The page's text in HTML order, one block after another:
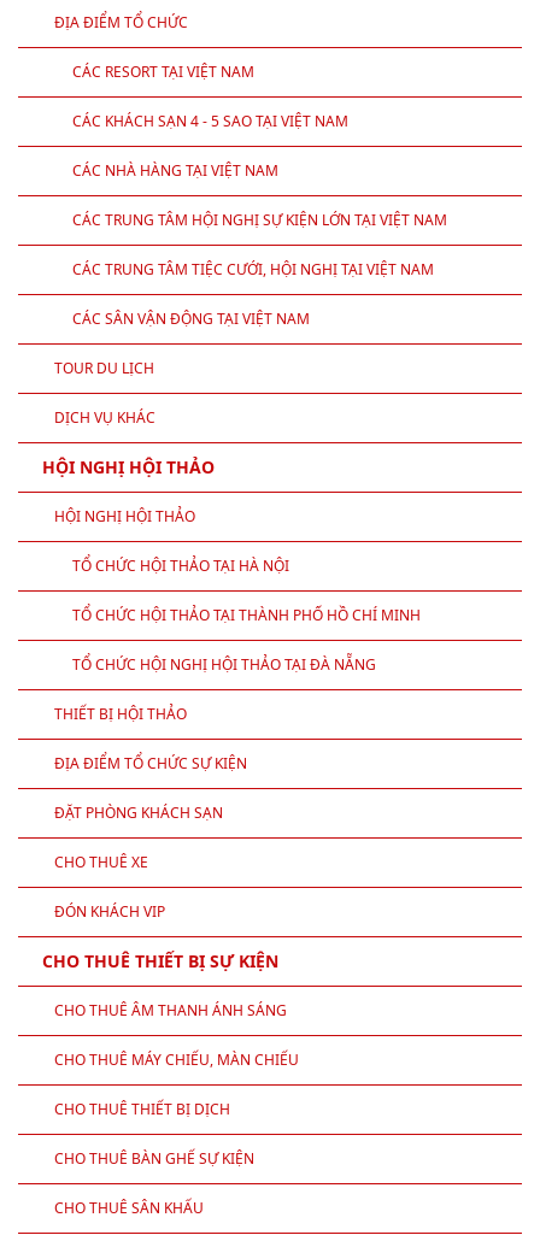
ĐỊA ĐIỂM TỔ CHỨC
CÁC RESORT TẠI VIỆT NAM
CÁC KHÁCH SẠN 4 - 5 SAO TẠI VIỆT NAM
CÁC NHÀ HÀNG TẠI VIỆT NAM
CÁC TRUNG TÂM HỘI NGHỊ SỰ KIỆN LỚN TẠI VIỆT NAM
CÁC TRUNG TÂM TIỆC CƯỚI, HỘI NGHỊ TẠI VIỆT NAM
CÁC SÂN VẬN ĐỘNG TẠI VIỆT NAM
TOUR DU LỊCH
DỊCH VỤ KHÁC
HỘI NGHỊ HỘI THẢO
HỘI NGHỊ HỘI THẢO
TỔ CHỨC HỘI THẢO TẠI HÀ NỘI
TỔ CHỨC HỘI THẢO TẠI THÀNH PHỐ HỒ CHÍ MINH
TỔ CHỨC HỘI NGHỊ HỘI THẢO TẠI ĐÀ NẴNG
THIẾT BỊ HỘI THẢO
ĐỊA ĐIỂM TỔ CHỨC SỰ KIỆN
ĐẶT PHÒNG KHÁCH SẠN
CHO THUÊ XE
ĐÓN KHÁCH VIP
CHO THUÊ THIẾT BỊ SỰ KIỆN
CHO THUÊ ÂM THANH ÁNH SÁNG
CHO THUÊ MÁY CHIẾU, MÀN CHIẾU
CHO THUÊ THIẾT BỊ DỊCH
CHO THUÊ BÀN GHẾ SỰ KIỆN
CHO THUÊ SÂN KHẤU